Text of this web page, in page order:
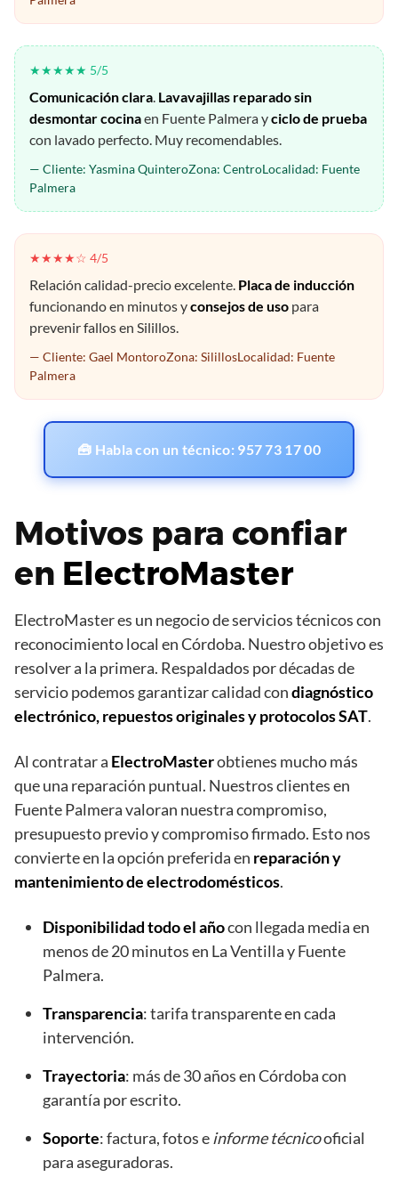
★★★★★ 5/5
Comunicación clara. Lavavajillas reparado sin
desmontar cocinaen Fuente Palmera yciclo de prueba
con lavado perfecto. Muy recomendables.
— Cliente: Yasmina QuinteroZona: CentroLocalidad: Fuente
Palmera
★★★★☆ 4/5
Relación calidad-precio excelente. Placa de inducción
funcionando en minutos yconsejos de uso para
prevenir fallos en Silillos.
— Cliente: Gael MontoroZona: SilillosLocalidad: Fuente
Palmera
🧰 Habla con un técnico: 957 73 17 00
Motivos para confiar
en ElectroMaster
ElectroMaster es un negocio de servicios técnicos con
reconocimiento local en Córdoba. Nuestro objetivo es
resolver a la primera. Respaldados por décadas de
servicio podemos garantizar calidad condiagnóstico
electrónico, repuestos originales y protocolos SAT.
Al contratar a ElectroMasterobtienes mucho más
que una reparación puntual. Nuestros clientes en
Fuente Palmera valoran nuestra compromiso,
presupuesto previo y compromiso firmado. Esto nos
convierte en la opción preferida en reparación y
mantenimiento de electrodomésticos.
Disponibilidad todo el añocon llegada media en
menos de 20 minutos en La Ventilla y Fuente
Palmera.
Transparencia: tarifa transparente en cada
intervención.
Trayectoria: más de 30 años en Córdoba con
garantía por escrito.
Soporte: factura, fotos einforme técnicooficial
para aseguradoras.